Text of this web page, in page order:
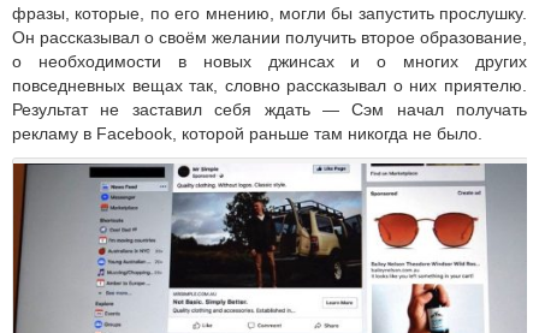
фразы, которые, по его мнению, могли бы запустить прослушку.
Он рассказывал о своём желании получить второе образование,
о необходимости в новых джинсах и о многих других
повседневных вещах так, словно рассказывал о них приятелю.
Результат не заставил себя ждать — Сэм начал получать
рекламу в Facebook, которой раньше там никогда не было.